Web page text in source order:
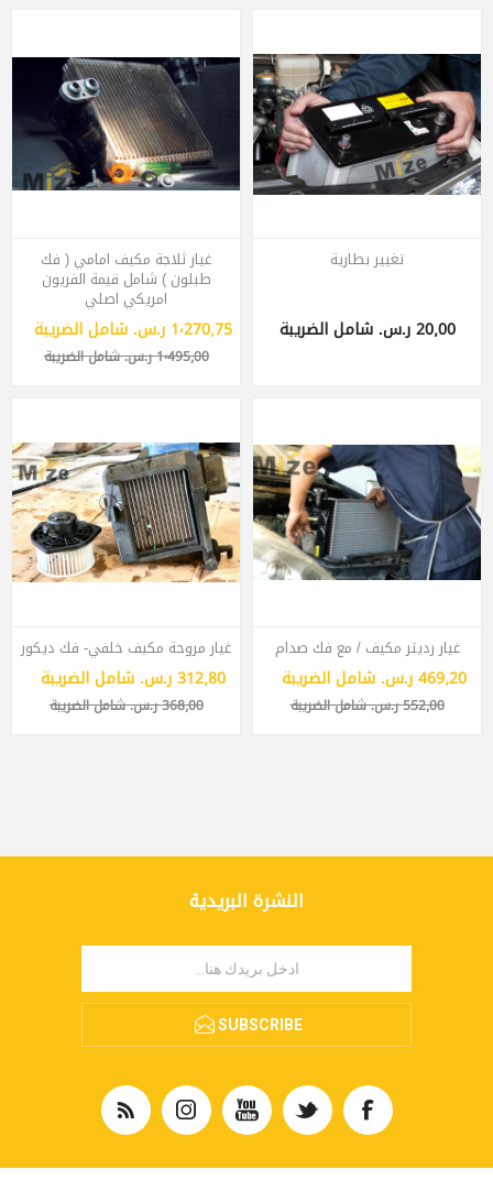
تغيير بطارية
20٫00 ر.س.‏ شامل الضريبة
غيار ثلاجة مكيف امامي ( فك
طبلون ) شامل قيمة الفريون
امريكي اصلي
1٬270٫75 ر.س.‏ شامل الضريبة
1٬495٫00 ر.س.‏ شامل الضريبة
غيار رديتر مكيف / مع فك صدام
469٫20 ر.س.‏ شامل الضريبة
552٫00 ر.س.‏ شامل الضريبة
غيار مروحة مكيف خلفي- فك ديكور
312٫80 ر.س.‏ شامل الضريبة
368٫00 ر.س.‏ شامل الضريبة
النشرة البريدية
SUBSCRIBE